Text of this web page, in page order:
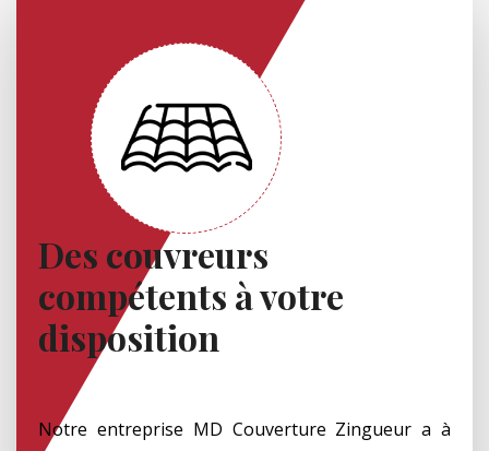
Des couvreurs
compétents à votre
disposition
Notre entreprise MD Couverture Zingueur a à